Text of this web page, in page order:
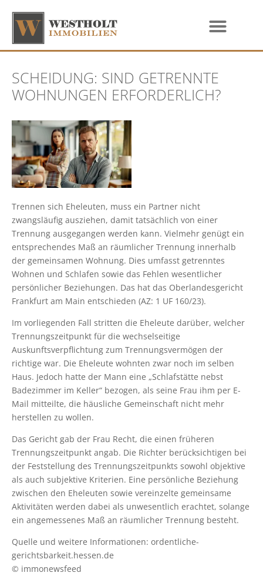
SCHEIDUNG: SIND GETRENNTE
WOHNUNGEN ERFORDERLICH?
Trennen sich Eheleuten, muss ein Partner nicht
zwangsläufig ausziehen, damit tatsächlich von einer
Trennung ausgegangen werden kann. Vielmehr genügt ein
entsprechendes Maß an räumlicher Trennung innerhalb
der gemeinsamen Wohnung. Dies umfasst getrenntes
Wohnen und Schlafen sowie das Fehlen wesentlicher
persönlicher Beziehungen. Das hat das Oberlandesgericht
Frankfurt am Main entschieden (AZ: 1 UF 160/23).
Im vorliegenden Fall stritten die Eheleute darüber, welcher
Trennungszeitpunkt für die wechselseitige
Auskunftsverpflichtung zum Trennungsvermögen der
richtige war. Die Eheleute wohnten zwar noch im selben
Haus. Jedoch hatte der Mann eine „Schlafstätte nebst
Badezimmer im Keller“ bezogen, als seine Frau ihm per E-
Mail mitteilte, die häusliche Gemeinschaft nicht mehr
herstellen zu wollen.
Das Gericht gab der Frau Recht, die einen früheren
Trennungszeitpunkt angab. Die Richter berücksichtigen bei
der Feststellung des Trennungszeitpunkts sowohl objektive
als auch subjektive Kriterien. Eine persönliche Beziehung
zwischen den Eheleuten sowie vereinzelte gemeinsame
Aktivitäten werden dabei als unwesentlich erachtet, solange
ein angemessenes Maß an räumlicher Trennung besteht.
Quelle und weitere Informationen: ordentliche-
gerichtsbarkeit.hessen.de
© immonewsfeed